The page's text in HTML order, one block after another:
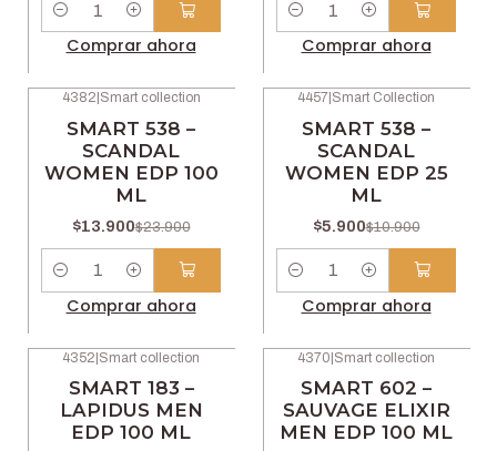
Comprar ahora Comprar ahora
4382 Smart collection
SMART 538 –
SCANDAL
WOMEN EDP 100
ML
$13.900$23.900
Cantidad
Comprar ahora
4457 Smart Collection
SMART 538 –
SCANDAL
WOMEN EDP 25
ML
$5.900$10.900
Cantidad
Comprar ahora
4352|Smart collection
SMART 183 –
LAPIDUS MEN
EDP 100 ML
4370|Smart collection
SMART 602 –
SAUVAGE ELIXIR
MEN EDP 100 ML